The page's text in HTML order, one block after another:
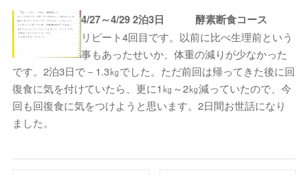
4/27～4/29 2泊3日 酵素断食コース
リピート4回目です。以前に比べ生理前という
事もあったせいか、体重の減りが少なかった
です。2泊3日で－1.3㎏でした。ただ前回は帰ってきた後に回
復食に気を付けていたら、更に1㎏～2㎏減っていたので、今
回も回復食に気をつけようと思います。2日間お世話になり
ました。